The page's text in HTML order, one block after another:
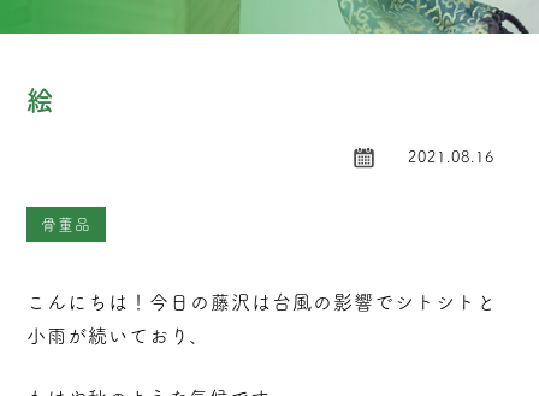
絵
2021.08.16
骨董品
こんにちは！今日の藤沢は台風の影響でシトシトと
小雨が続いており、